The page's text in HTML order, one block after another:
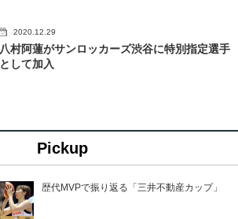
2020.12.29
八村阿蓮がサンロッカーズ渋谷に特別指定選手
として加入
Pickup
歴代MVPで振り返る「三井不動産カップ」